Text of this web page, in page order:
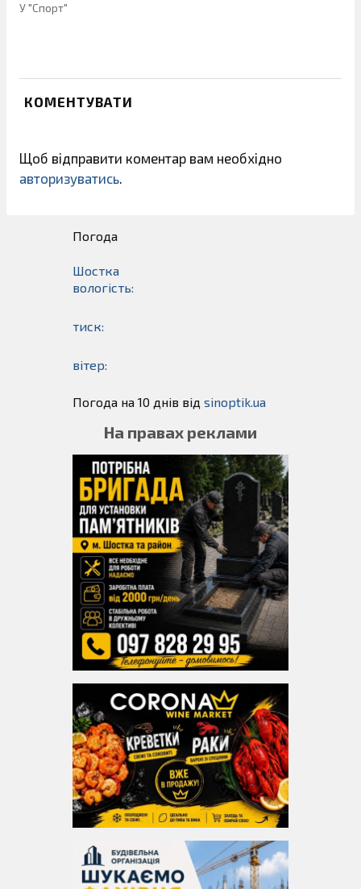
У "Спорт"
КОМЕНТУВАТИ
Щоб відправити коментар вам необхідно
авторизуватись.
Погода
Шостка
вологість:
тиск:
вітер:
Погода на 10 днів від sinoptik.ua
На правах реклами